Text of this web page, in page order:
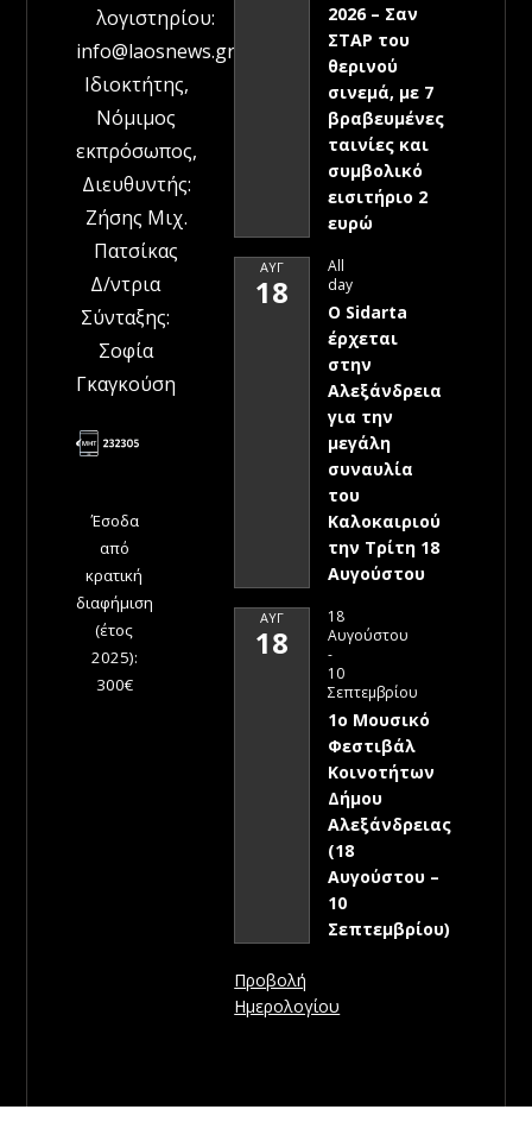
λογιστηρίου:
info@laosnews.gr
Ιδιοκτήτης,
Νόμιμος
εκπρόσωπος,
Διευθυντής:
Ζήσης Μιχ.
Πατσίκας
Δ/ντρια
Σύνταξης:
Σοφία
Γκαγκούση
Έσοδα
από
κρατική
διαφήμιση
(έτος
2025):
300€
2026 – Σαν
ΣΤΑΡ του
θερινού
σινεμά, με 7
βραβευμένες
ταινίες και
συμβολικό
εισιτήριο 2
ευρώ
ΑΥΓ
18
All
day
Ο Sidarta
έρχεται
στην
Αλεξάνδρεια
για την
μεγάλη
συναυλία
του
Καλοκαιριού
την Τρίτη 18
Αυγούστου
ΑΥΓ
18
18
Αυγούστου
-
10
Σεπτεμβρίου
1ο Μουσικό
Φεστιβάλ
Κοινοτήτων
Δήμου
Αλεξάνδρειας
(18
Αυγούστου –
10
Σεπτεμβρίου)